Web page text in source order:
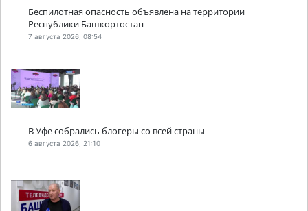
Беспилотная опасность объявлена на территории
Республики Башкортостан
7 августа 2026, 08:54
В Уфе собрались блогеры со всей страны
6 августа 2026, 21:10